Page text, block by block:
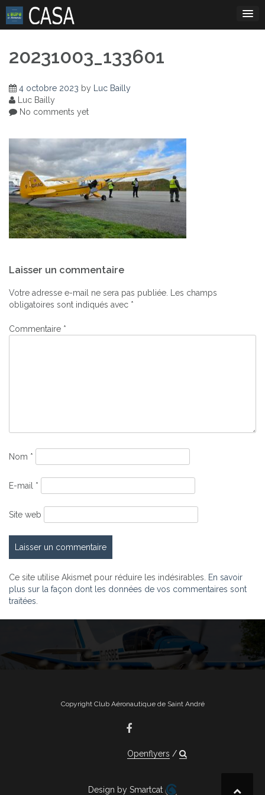
Skip
content
20231003_133601
4 octobre 2023 by Luc Bailly
Luc Bailly
No comments yet
de
l’article
Laisser un commentaire
Votre adresse e-mail ne sera pas publiée. Les champs
obligatoires sont indiqués avec *
Commentaire *
Nom *
E-mail *
Site web
Ce site utilise Akismet pour réduire les indésirables. En savoir
plus sur la façon dont les données de vos commentaires sont
traitées
Copyright Club Aéronautique de Saint André
Openflyers
Design by Smartcat